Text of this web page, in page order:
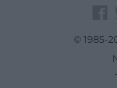
© 1985-